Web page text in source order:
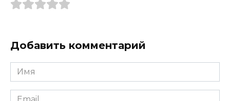
Добавить комментарий
Имя
*
Email